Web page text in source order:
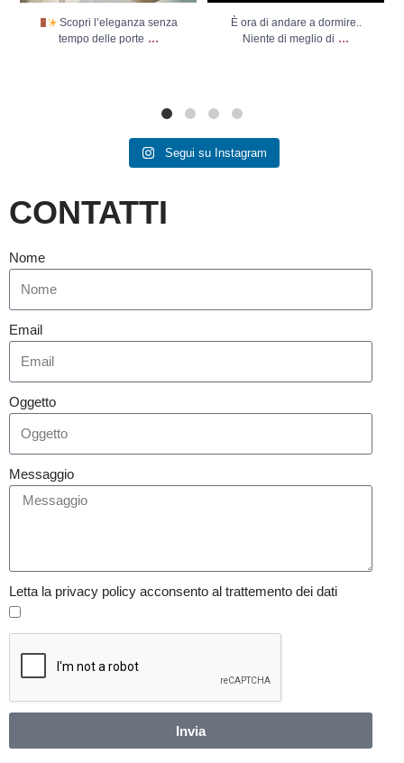
Scopri l’eleganza senza
tempo delle porte ...
È ora di andare a dormire..
Niente di meglio di ...
Segui su Instagram
CONTATTI
Nome
Email
Oggetto
Messaggio
Letta la privacy policy acconsento al trattemento dei dati
Invia